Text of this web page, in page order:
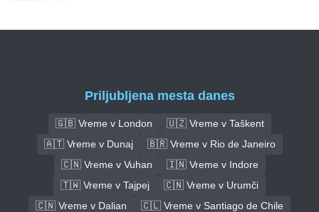
Priljubljena mesta danes
🇬🇧 Vreme v London
🇺🇿 Vreme v Taškent
🇦🇹 Vreme v Dunaj
🇧🇷 Vreme v Rio de Janeiro
🇨🇳 Vreme v Vuhan
🇮🇳 Vreme v Indore
🇹🇼 Vreme v Tajpej
🇨🇳 Vreme v Urumči
🇨🇳 Vreme v Dalian
🇨🇱 Vreme v Santiago de Chile